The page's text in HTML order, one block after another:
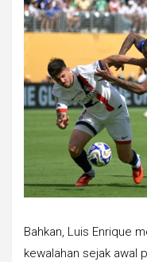
Bahkan, Luis Enrique
kewalahan sejak awal